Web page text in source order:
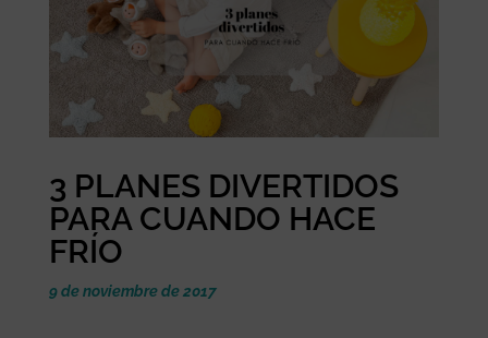
3 PLANES DIVERTIDOS
PARA CUANDO HACE
FRÍO
9 de noviembre de 2017